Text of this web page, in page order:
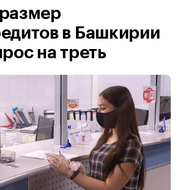
в Башкирии
на треть